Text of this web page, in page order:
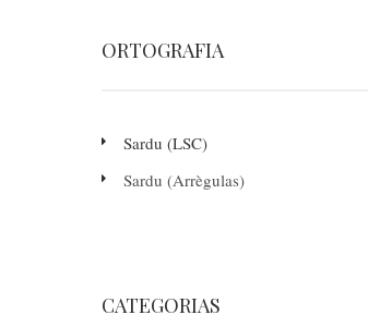
ORTOGRAFIA
Sardu (LSC)
Sardu (Arrègulas)
CATEGORIAS